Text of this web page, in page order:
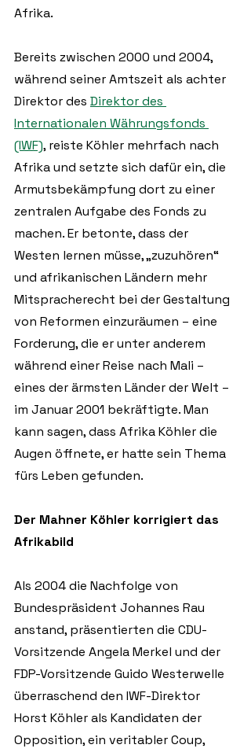
Afrika.
Bereits zwischen 2000 und 2004,
während seiner Amtszeit als achter
Direktor des Direktor des
Internationalen Währungsfonds
(IWF), reiste Köhler mehrfach nach
Afrika und setzte sich dafür ein, die
Armutsbekämpfung dort zu einer
zentralen Aufgabe des Fonds zu
machen. Er betonte, dass der
Westen lernen müsse, „zuzuhören“
und afrikanischen Ländern mehr
Mitspracherecht bei der Gestaltung
von Reformen einzuräumen – eine
Forderung, die er unter anderem
während einer Reise nach Mali –
eines der ärmsten Länder der Welt –
im Januar 2001 bekräftigte. Man
kann sagen, dass Afrika Köhler die
Augen öffnete, er hatte sein Thema
fürs Leben gefunden.
Der Mahner Köhler korrigiert das
Afrikabild
Als 2004 die Nachfolge von
Bundespräsident Johannes Rau
anstand, präsentierten die CDU-
Vorsitzende Angela Merkel und der
FDP-Vorsitzende Guido Westerwelle
überraschend den IWF-Direktor
Horst Köhler als Kandidaten der
Opposition, ein veritabler Coup,